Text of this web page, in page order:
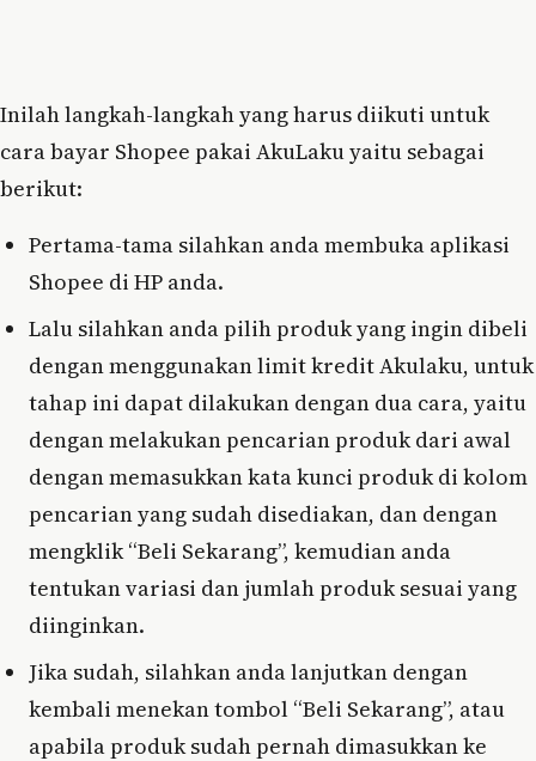
Inilah langkah-langkah yang harus diikuti untuk
cara bayar Shopee pakai AkuLaku yaitu sebagai
berikut:
Pertama-tama silahkan anda membuka aplikasi
Shopee di HP anda.
Lalu silahkan anda pilih produk yang ingin dibeli
dengan menggunakan limit kredit Akulaku, untuk
tahap ini dapat dilakukan dengan dua cara, yaitu
dengan melakukan pencarian produk dari awal
dengan memasukkan kata kunci produk di kolom
pencarian yang sudah disediakan, dan dengan
mengklik “Beli Sekarang”, kemudian anda
tentukan variasi dan jumlah produk sesuai yang
diinginkan.
Jika sudah, silahkan anda lanjutkan dengan
kembali menekan tombol “Beli Sekarang”, atau
apabila produk sudah pernah dimasukkan ke